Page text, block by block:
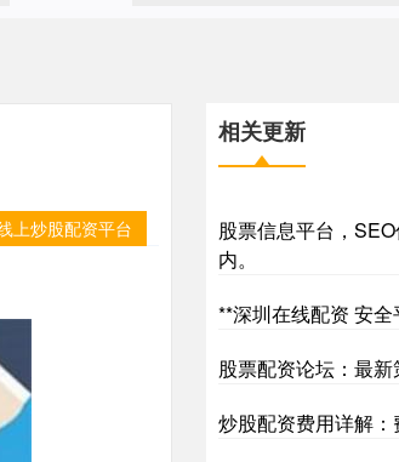
上炒股配资平台
相关更新
股票信息平台，
内。
**深圳在线配资 安
股票配资论坛：最
炒股配资费用详解